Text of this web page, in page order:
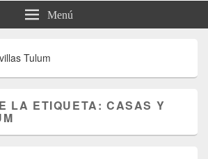
Menú
Tulum
LA ETIQUETA:CASAS Y